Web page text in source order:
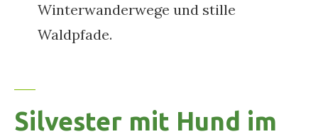
Winterwanderwege und stille
Waldpfade.
Silvester mit Hund im